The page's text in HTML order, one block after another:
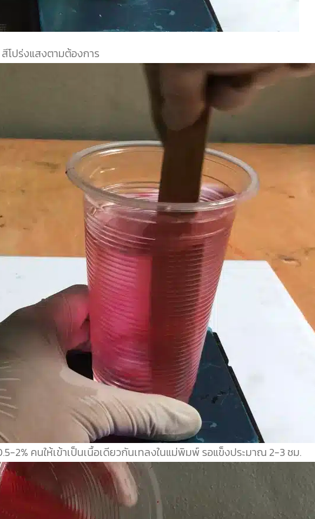
โปร่งแสงตามต้องการ
2% คนให้เข้าเป็นเนื้อเดียวกันเทลงในแม่พิมพ์ รอแข็งประมาณ 2-3 ชม.